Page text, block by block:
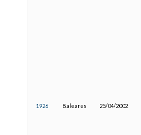
1926 Baleares 25/04/2002